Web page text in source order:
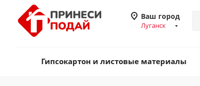
Ваш город
Луганск
Гипсокартон и листовые материалы